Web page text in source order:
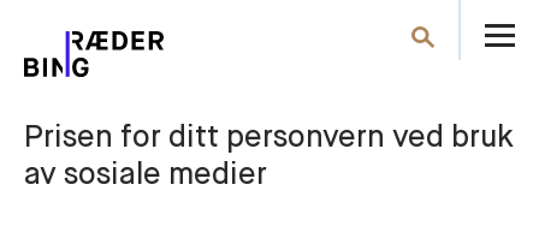
Søk
Prisen for ditt personvern ved bruk
av sosiale medier